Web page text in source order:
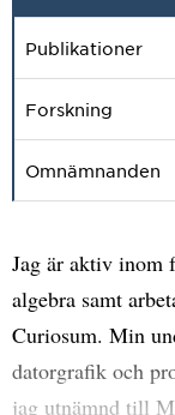
Publikationer
Forskning
Omnämnanden
Jag är aktiv inom
algebra samt
Curiosum. Min
datorgrafik och
jag utnämnd till